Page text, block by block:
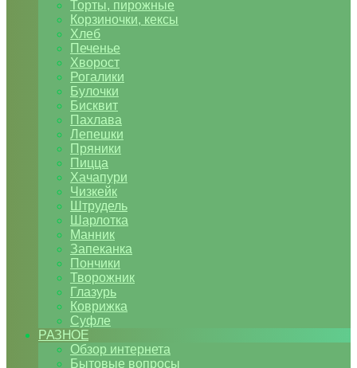
Торты, пирожные
Корзиночки, кексы
Хлеб
Печенье
Хворост
Рогалики
Булочки
Бисквит
Пахлава
Лепешки
Пряники
Пицца
Хачапури
Чизкейк
Штрудель
Шарлотка
Манник
Запеканка
Пончики
Творожник
Глазурь
Коврижка
Суфле
РАЗНОЕ
Обзор интернета
Бытовые вопросы